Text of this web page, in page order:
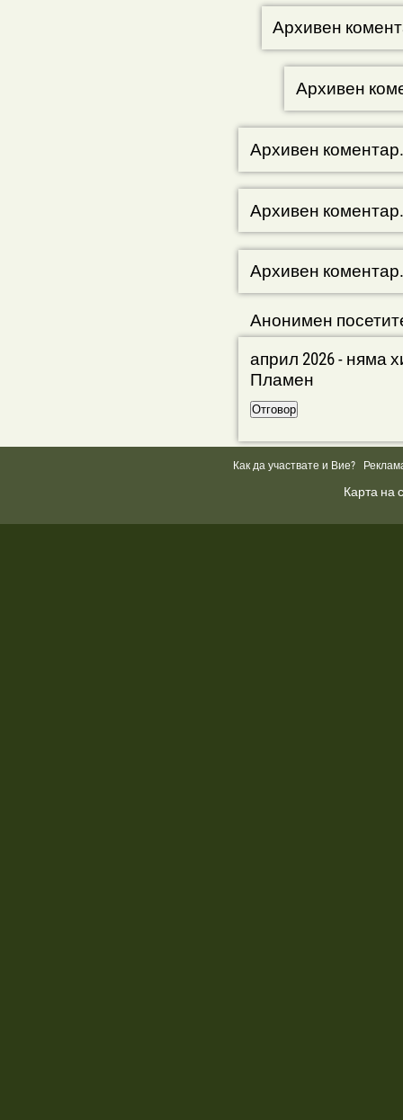
Архивен
Архивен
Архивен коментар.
Архивен коментар.
Архивен коментар.
Анонимен
април 2026 - няма
Пламен
Как да участвате и Вие?
Карта на